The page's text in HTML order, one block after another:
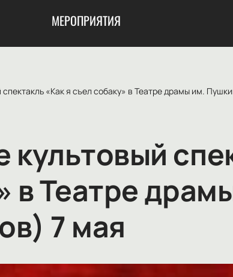
МЕРОПРИЯТИЯ
спектакль «Как я съел собаку» в Театре драмы им.
культовый
в Театре
7 мая